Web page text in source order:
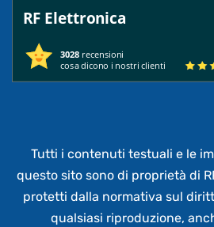
RF Elettronica
3028 recensioni
cosa dicono i nostri clienti
Tutti i contenuti testuali e le
questo sito sono di proprietà di
protetti dalla normativa sul
qualsiasi riproduzione,